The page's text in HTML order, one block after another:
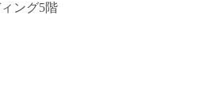
ング5階